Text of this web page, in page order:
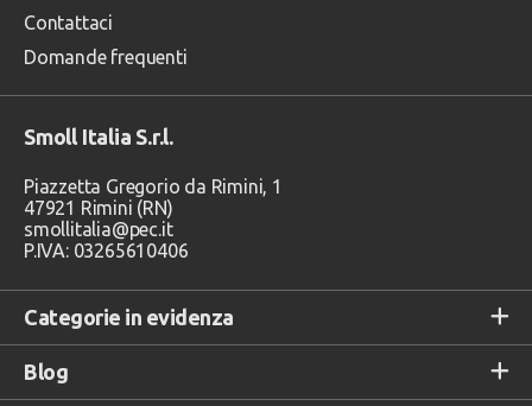
Categorie in evidenza
Blog
Contattaci
Domande frequenti
Smoll Italia S.r.l.
Piazzetta Gregorio da Rimini, 1
47921 Rimini (RN)
smollitalia@pec.it
P.IVA: 03265610406